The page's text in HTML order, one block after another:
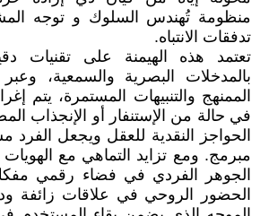
منظومة تُهندس السلوك و توجه
تدفقات الانتباه.
تعتمد هذه الهيمنة على تقنيات
بالمدخلات البصرية والسمعية، وعبر
الممنهج والتنبيهات المستمرة، يتم
في حالة من الإستنفار أو الإنجذاب
الحواجز النقدية للعقل ويجعل الفرد
مبرمج. ومع تزايد التماهي مع الهويات
الجوهر الفردي في فضاء رقمي
الحضور الروحي في علاقات زائفة